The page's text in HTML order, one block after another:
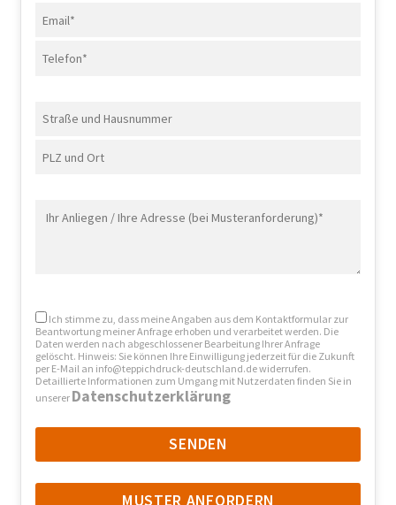
Ich stimme zu, dass meine Angaben aus dem Kontaktformular zur
Beantwortung meiner Anfrage erhoben und verarbeitet werden. Die
Daten werden nach abgeschlossener Bearbeitung Ihrer Anfrage
gelöscht. Hinweis: Sie können Ihre Einwilligung jederzeit für die Zukunft
per E-Mail an info@teppichdruck-deutschland.de widerrufen.
Detaillierte Informationen zum Umgang mit Nutzerdaten finden Sie in
unserer Datenschutzerklärung
MUSTER ANFORDERN